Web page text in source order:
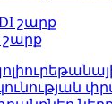
շարք